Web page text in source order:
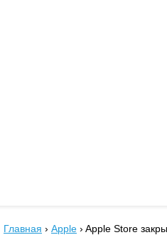
Главная › Apple › Apple Store